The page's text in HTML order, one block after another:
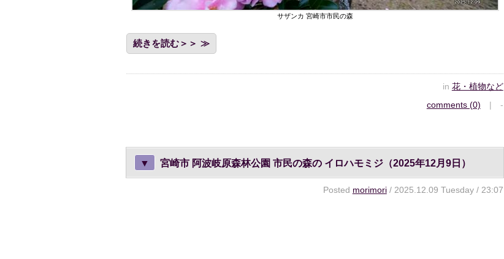
サザンカ 宮崎市市民の森
続きを読む＞＞
in 花・植物など
comments (0) | -
▼ 宮崎市 阿波岐原森林公園 市民の森の イロハモミジ（2025年12月9日）
Posted morimori/ 2025.12.09 Tuesday / 23:07